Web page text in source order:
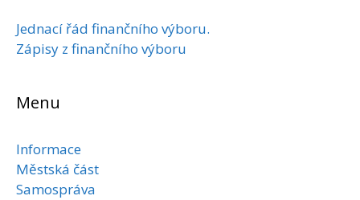
Jednací řád finančního výboru.
Zápisy z finančního výboru
Menu
Informace
Městská část
Samospráva